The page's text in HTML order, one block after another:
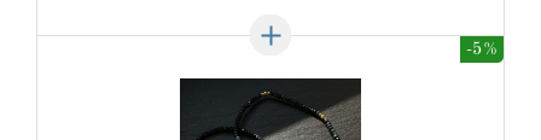
-5%